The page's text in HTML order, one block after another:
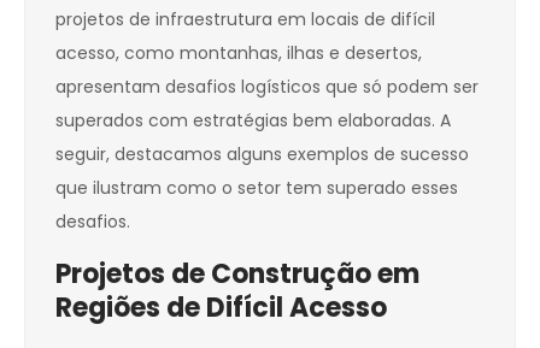
projetos de infraestrutura em locais de difícil
acesso, como montanhas, ilhas e desertos,
apresentam desafios logísticos que só podem ser
superados com estratégias bem elaboradas. A
seguir, destacamos alguns exemplos de sucesso
que ilustram como o setor tem superado esses
desafios.
Projetos de Construção em
Regiões de Difícil Acesso